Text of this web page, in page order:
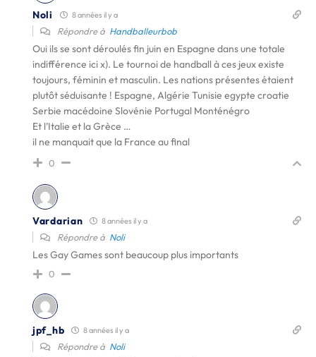
Noli 8 années il y a
Répondre à Handballeurbob
Oui ils se sont déroulés fin juin en Espagne dans une totale
indifférence ici x). Le tournoi de handball à ces jeux existe
toujours, féminin et masculin. Les nations présentes étaient
plutôt séduisante ! Espagne, Algérie Tunisie egypte croatie
Serbie macédoine Slovénie Portugal Monténégro
Et l’Italie et la Grèce …
il ne manquait que la France au final
0
Vardarian 8 années il y a
Répondre à Noli
Les Gay Games sont beaucoup plus importants
0
jpf_hb 8 années il y a
Répondre à Noli